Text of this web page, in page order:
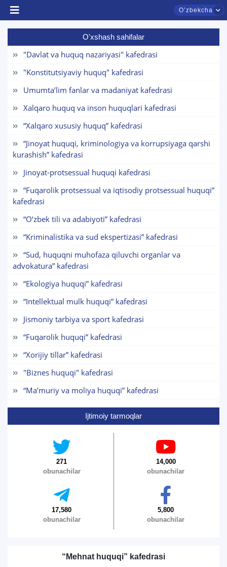
Oʼzbekcha
Ism va familiyangiz
O'xshash sahifalar
"Davlat va huquq nazariyasi" kafedrasi
"Konstitutsiyaviy huquq" kafedrasi
Umumta’lim fanlar va madaniyat kafedrasi
Xalqaro huquq va inson huquqlari kafedrasi
“Xalqaro xususiy huquq” kafedrasi
“Jinoyat huquqi, kriminologiya va korrupsiyaga qarshi
kurashish” kafedrasi
Jinoyat-protsessual huquqi kafedrasi
“Fuqarolik protsessual va iqtisodiy protsessual huquqi”
kafedrasi
“O‘zbek tili va adabiyoti” kafedrasi
“Kriminalistika va sud ekspertizasi” kafedrasi
“Sud, huquqni muhofaza qiluvchi organlar va
advokatura” kafedrasi
“Ekologiya huquqi” kafedrasi
“Intellektual mulk huquqi” kafedrasi
Jismoniy tarbiya va sport kafedrasi
“Fuqarolik huquqi” kafedrasi
“Xorijiy tillar” kafedrasi
"Biznes huquqi" kafedrasi
“Maʼmuriy va moliya huquqi” kafedrasi
Ijtimoiy tarmoqlar
271
obunachilar
14,000
obunachilar
17,580
obunachilar
5,800
obunachilar
“Mehnat huquqi” kafedrasi
TDYU qabul murojaatlari chati
Onlayn
Assalomu alaykum! TDYU qabul murojaatlari
chatiga xush kelibsiz.
Qabul bo'yicha murojaatlaringizni ushbu
chatda qoldiring.
savollar chiqadi:
4. Suhbat (magistr) (5)
7. Call-center (4)
✉️ Adminga yozish